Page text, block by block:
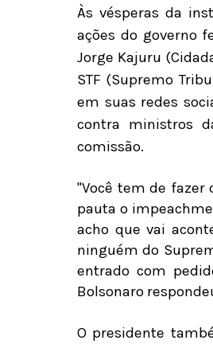
Às vésperas da
ações do governo
Jorge Kajuru
STF (Supremo
em suas redes
contra ministros
comissão.
"Você tem de fazer
pauta o
acho que vai
ninguém do
entrado com
Bolsonaro
O presidente